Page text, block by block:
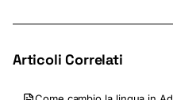
Articoli Correlati